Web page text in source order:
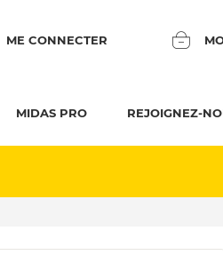
ME CONNECTER
MIDAS PRO REJOIGNEZ-